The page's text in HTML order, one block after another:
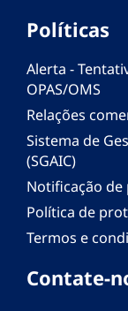
Políticas
Alerta -
OPAS/OMS
Relações
Sistema de
(SGAIC)
Notificação de
Política de
Termos e
Contate-